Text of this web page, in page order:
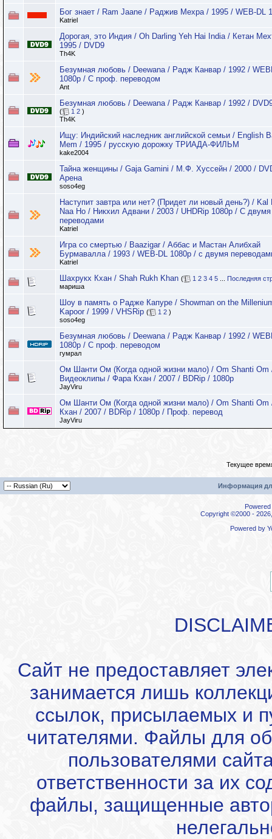
Бог знает / Ram Jaane / Раджив Мехра / 1995 / WEB-DL
Katriel
Дорогая, это Индия / Oh Darling Yeh Hai India / Кетан
1995 / DVD9
Th4K
Безумная любовь / Deewana / Радж Канвар / 1992 /
1080p / C проф. переводом
Ant
Безумная любовь / Deewana / Радж Канвар / 1992 /
( 1 2 )
Th4K
Ищу: Индийский наследник английской семьи / English
Mem / 1995 / русскую дорожку ТРИАДА-ФИЛЬМ
kake2004
Тайна женщины / Gaja Gamini / М.Ф. Хуссейн / 2000 /
Арена
soso4eg
Наступит завтра или нет? (Придет ли новый день?) / Kal
Naa Ho / Никхил Адвани / 2003 / UHDRip 1080p / С двумя
переводами
Katriel
Игра со смертью / Baazigar / Аббас и Мастан Алибхай
Бурмавалла / 1993 / WEB-DL 1080p / с двумя
Katriel
Шахрукх Кхан / Shah Rukh Khan ( 1 2 3 4 5
Последняя
мариша
Шоу в память о Радже Капуре / Showman on the
Kapoor / 1999 / VHSRip ( 1 2 )
soso4eg
Безумная любовь / Deewana / Радж Канвар / 1992 /
1080p / С проф. переводом
гумрал
Ом Шанти Ом (Когда одной жизни мало) / Om Shanti Om
Видеоклипы / Фара Кхан / 2007 / BDRip / 1080p
JayViru
Ом Шанти Ом (Когда одной жизни мало) / Om Shanti Om
Кхан / 2007 / BDRip / 1080p / Проф. перевод
JayViru
Текущее
Информация
Copyright ©2000 -
Powered by
Сайт не предоставляет
занимается лишь
ссылок, присылаемых и
читателями. Файлы для
пользователями
ответственности за их
файлы, защищенные